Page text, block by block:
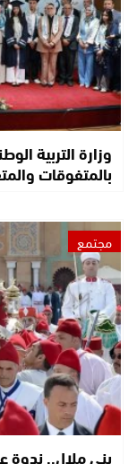
وزارة التربية
بالمتفوقات
مجتمع
بني ملال.. ندوة